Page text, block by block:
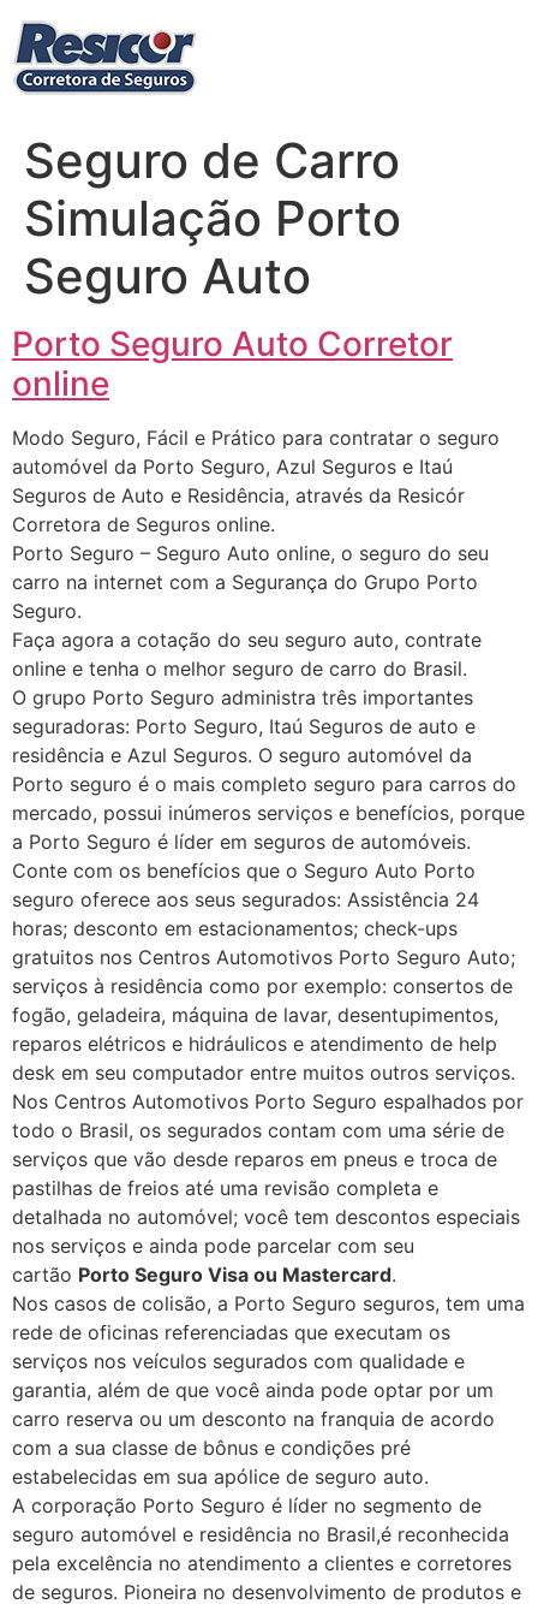
para
conteúdo
Seguro de Carro
Simulação Porto
Seguro Auto
Porto Seguro Auto Corretor
online
Modo Seguro, Fácil e Prático para contratar o seguro
automóvel da Porto Seguro, Azul Seguros e Itaú
Seguros de Auto e Residência, através da Resicór
Corretora de Seguros online.
Porto Seguro – Seguro Auto online, o seguro do seu
carro na internet com a Segurança do Grupo Porto
Seguro.
Faça agora a cotação do seu seguro auto, contrate
online e tenha o melhor seguro de carro do Brasil.
O grupo Porto Seguro administra três importantes
seguradoras: Porto Seguro, Itaú Seguros de auto e
residência e Azul Seguros. O seguro automóvel da
Porto seguro é o mais completo seguro para carros do
mercado, possui inúmeros serviços e benefícios, porque
a Porto Seguro é líder em seguros de automóveis.
Conte com os benefícios que o Seguro Auto Porto
seguro oferece aos seus segurados: Assistência 24
horas; desconto em estacionamentos; check-ups
gratuitos nos Centros Automotivos Porto Seguro Auto;
serviços à residência como por exemplo: consertos de
fogão, geladeira, máquina de lavar, desentupimentos,
reparos elétricos e hidráulicos e atendimento de help
desk em seu computador entre muitos outros serviços.
Nos Centros Automotivos Porto Seguro espalhados por
todo o Brasil, os segurados contam com uma série de
serviços que vão desde reparos em pneus e troca de
pastilhas de freios até uma revisão completa e
detalhada no automóvel; você tem descontos especiais
nos serviços e ainda pode parcelar com seu
cartão Porto Seguro Visa ou Mastercard.
Nos casos de colisão, a Porto Seguro seguros, tem uma
rede de oficinas referenciadas que executam os
serviços nos veículos segurados com qualidade e
garantia, além de que você ainda pode optar por um
carro reserva ou um desconto na franquia de acordo
com a sua classe de bônus e condições pré
estabelecidas em sua apólice de seguro auto.
A corporação Porto Seguro é líder no segmento de
seguro automóvel e residência no Brasil,é reconhecida
pela excelência no atendimento a clientes e corretores
de seguros. Pioneira no desenvolvimento de produtos e